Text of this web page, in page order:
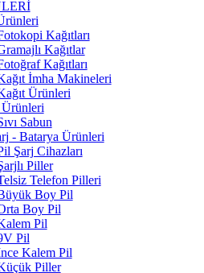
Kağıtları
Kağıtlar
Kağıtları
İmha Makineleri
Ürünleri
Sabun
- Batarya Ürünleri
Şarj Cihazları
Piller
Telefon Pilleri
Boy Pil
Boy Pil
Pil
Pil
Kalem Pil
Piller